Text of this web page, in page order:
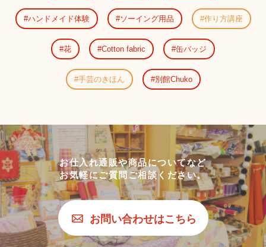
ハンドメイド体験 ソーイング用品 作り方講座
花 Cotton fabric 缶バッジ
手芸のきほん 別館Chuko
お仕入れ通販や商品についてなど
お気軽にご質問ご相談ください。
お問い合わせはこちら